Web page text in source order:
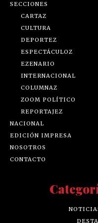
SECCIONES
CARTAZ
CULTURA
DEPORTEZ
ESPECTÁCULOZ
EZENARIO
INTERNACIONAL
COLUMNAZ
ZOOM POLÍTICO
REPORTAJEZ
NACIONAL
EDICIÓN IMPRESA
NOSOTROS
CONTACTO